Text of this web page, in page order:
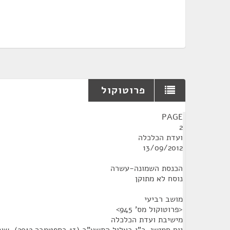
פרוטוקול
PAGE
2
ועדת הכלכלה
13/09/2012
הכנסת השמונה-עשרה
נוסח לא מתוקן
מושב רביעי
<פרוטוקול מס' 945>
מישיבת ועדת הכלכלה